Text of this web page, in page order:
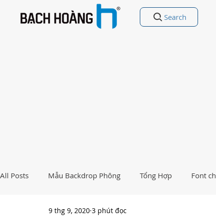
Search
All Posts Mẫu Backdrop Phông Tổng Hợp Font
Free Vectors Nhất Việt Nam
9 thg 9, 2020 3 phút đọc